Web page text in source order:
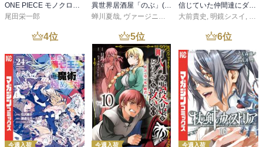
ONE PIECE モノクロ版 115
尾田栄一郎
異世界居酒屋「のぶ」(22)
蝉川夏哉, ヴァージニア二等兵 ,転
信じていた仲間達にダンジョン奥地で殺されかけたがギフト『無限ガチャ』でレベル９９９９の仲間達を手に入れて元パーティーメンバーと世界に復讐＆『ざまぁ！』します！（２３）
大前貴史 , 明鏡シスイ , ｔ
4位
今週入荷
5位
今週入荷
6位
今週入荷